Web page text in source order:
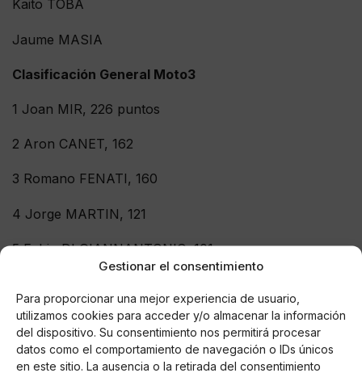
Gestionar el consentimiento
Para proporcionar una mejor experiencia de usuario,
utilizamos cookies para acceder y/o almacenar la información
del dispositivo. Su consentimiento nos permitirá procesar
datos como el comportamiento de navegación o IDs únicos
en este sitio. La ausencia o la retirada del consentimiento
Kaito TOBA
Jaume MASIA
Clasificación General Moto3
1 Joan MIR, 226 puntos
2 Aron CANET, 162
3 Romano FENATI, 160
4 Jorge MARTIN, 121
5 Fabio DI GIANNANTONIO, 101
7 Marcos RAMIREZ, 92
8 Andrea MIGNO, 91